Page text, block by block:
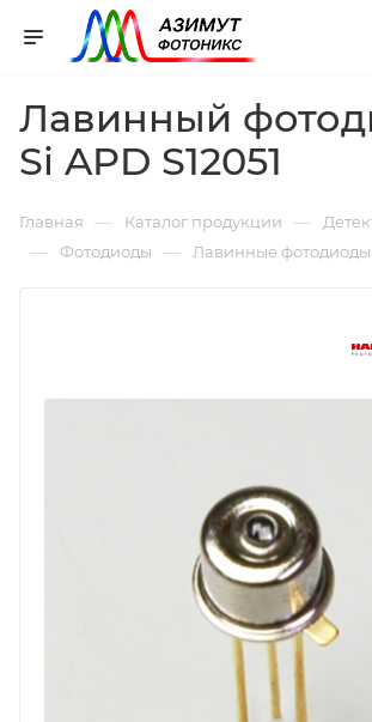
Лавинный
Si APD S12051
Главная — Каталог продукции —
— Фотодиоды — Лавинные фотодиоды